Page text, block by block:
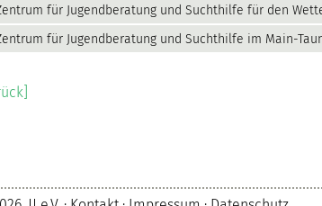
für Jugendberatung und Suchthilfe für den
für Jugendberatung und Suchthilfe im Main-